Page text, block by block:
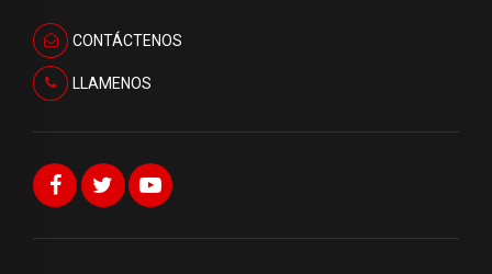
CONTÁCTENOS
LLAMENOS